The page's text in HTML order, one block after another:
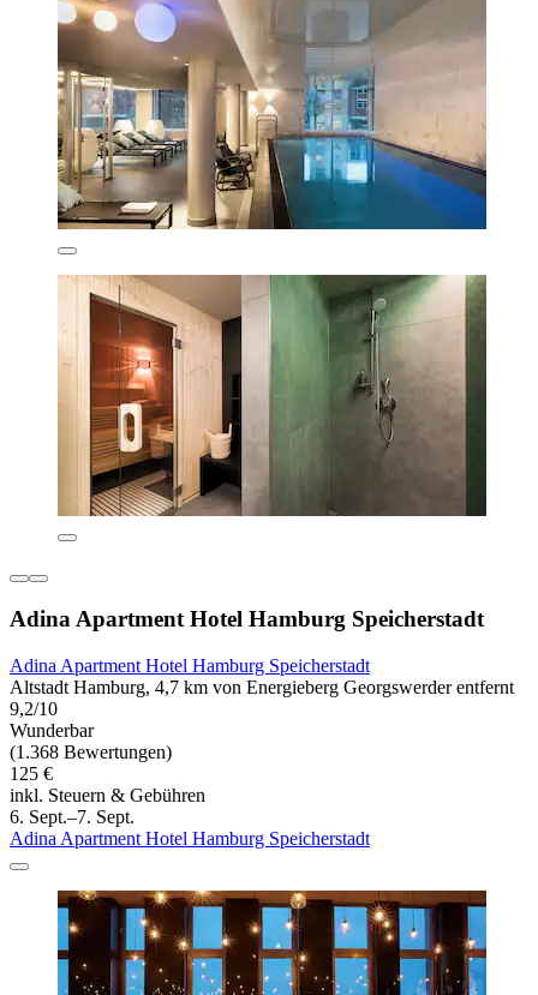
Adina Apartment Hotel Hamburg Speicherstadt
Adina Apartment Hotel Hamburg Speicherstadt
Altstadt Hamburg, 4,7 km von Energieberg Georgswerder entfernt
9,2/10
Wunderbar
(1.368 Bewertungen)
125 €
inkl. Steuern & Gebühren
6. Sept.–7. Sept.
Adina Apartment Hotel Hamburg Speicherstadt